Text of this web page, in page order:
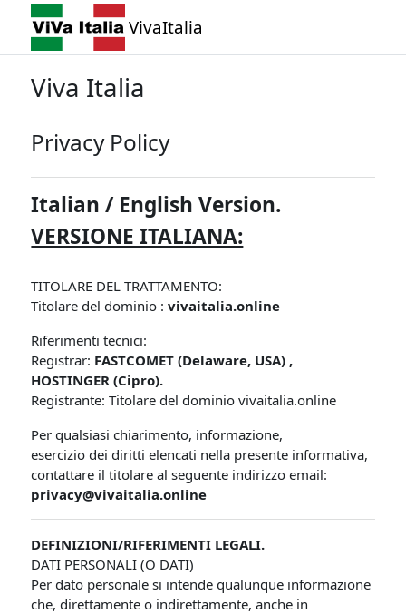
Vai al contenuto principale
VivaItalia
Viva Italia
Privacy Policy
Italian / English Version.
VERSIONE ITALIANA:
TITOLARE DEL TRATTAMENTO:
Titolare del dominio :vivaitalia.online
Riferimenti tecnici:
Registrar: FASTCOMET (Delaware, USA) ,
HOSTINGER (Cipro).
Registrante: Titolare del dominio vivaitalia.online
Per qualsiasi chiarimento, informazione,
esercizio dei diritti elencati nella presente informativa,
contattare il titolare al seguente indirizzo email:
privacy@vivaitalia.online
DEFINIZIONI/RIFERIMENTI LEGALI.
DATI PERSONALI (O DATI)
Per dato personale si intende qualunque informazione
che, direttamente o indirettamente, anche in